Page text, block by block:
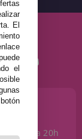
y de 17 a 20h
El
el